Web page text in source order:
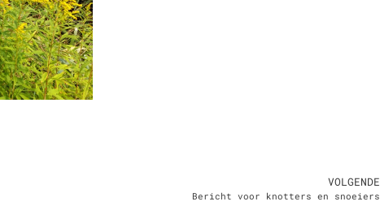
VOLGENDE
Bericht voor knotters en snoeiers